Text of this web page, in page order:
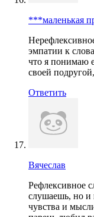
***маленькая
эмпатии к
что я понимаю
своей
Ответить
Вячеслав
Рефлексивное
слушаешь, но и
чувства и